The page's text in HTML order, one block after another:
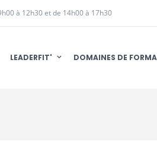
à 12h30 et de 14h00 à 17h30
LEADERFIT' DOMAINES DE